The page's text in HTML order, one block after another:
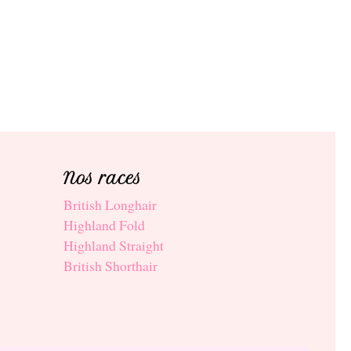
Nos races
British Longhair
Highland Fold
Highland Straight
British Shorthair